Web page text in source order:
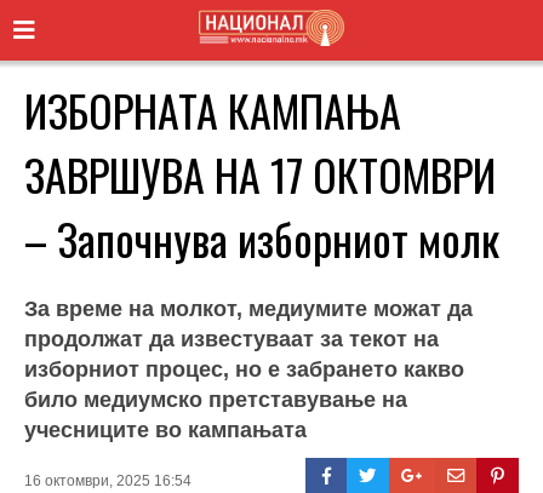
ИЗБОРНАТА КАМПАЊА
ЗАВРШУВА НА 17 ОКТОМВРИ
– Започнува изборниот молк
За време на молкот, медиумите можат да
продолжат да известуваат за текот на
изборниот процес, но е забрането какво
било медиумско претставување на
учесниците во кампањата
16 октомври, 2025 16:54